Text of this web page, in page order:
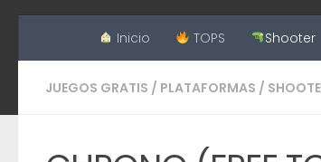
Inicio TOPS Shooter
JUEGOS GRATIS / PLATAFORMAS /